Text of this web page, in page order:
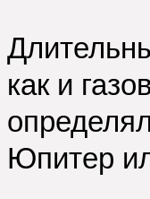
как и
Юпитер